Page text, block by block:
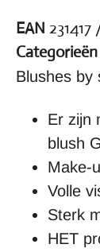
EAN
Categorieën
Blushes by
Er zijn
blush
Make-
Volle
Sterk
HET